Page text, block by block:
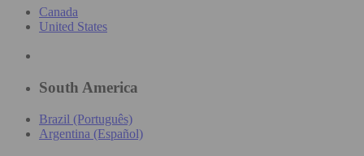
Canada
United States
South America
Brazil (Português)
Argentina (Español)